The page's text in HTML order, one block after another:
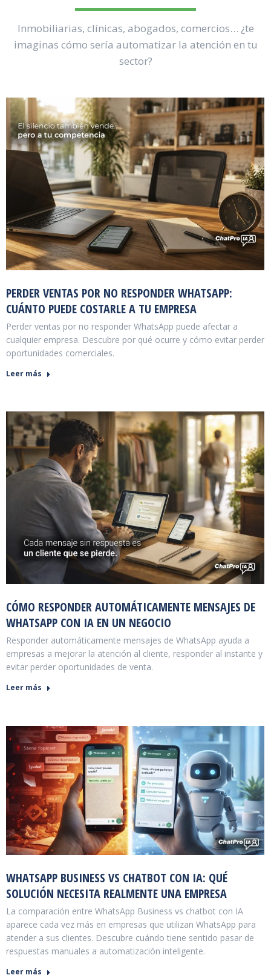
Inmobiliarias, clínicas, abogados, comercios… ¿te
imaginas cómo sería automatizar la atención en tu
sector?
PERDER VENTAS POR NO RESPONDER WHATSAPP:
CUÁNTO PUEDE COSTARLE A TU EMPRESA
Perder ventas por no responder WhatsApp puede afectar a
cualquier empresa. Descubre por qué ocurre y cómo evitar perder
oportunidades comerciales.
Leer más
CÓMO RESPONDER AUTOMÁTICAMENTE MENSAJES DE
WHATSAPP CON IA EN UN NEGOCIO
Responder automáticamente mensajes de WhatsApp ayuda a
empresas a mejorar la atención al cliente, responder al instante y
evitar perder oportunidades de venta.
Leer más
WHATSAPP BUSINESS VS CHATBOT CON IA: QUÉ
SOLUCIÓN NECESITA REALMENTE UNA EMPRESA
La comparación entre WhatsApp Business vs chatbot con IA
aparece cada vez más en empresas que utilizan WhatsApp para
atender a sus clientes. Descubre cuándo tiene sentido pasar de
respuestas manuales a automatización inteligente.
Leer más